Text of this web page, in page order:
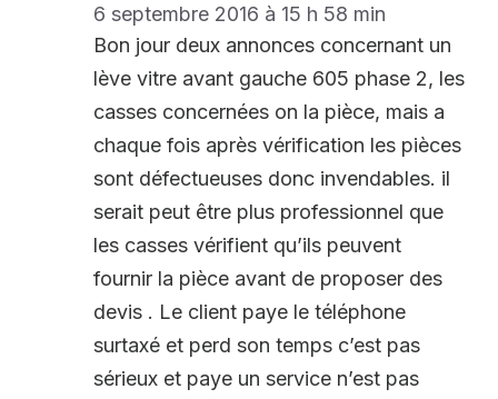
6 septembre 2016 à 15 h 58 min
Bon jour deux annonces concernant un
lève vitre avant gauche 605 phase 2, les
casses concernées on la pièce, mais a
chaque fois après vérification les pièces
sont défectueuses donc invendables. il
serait peut être plus professionnel que
les casses vérifient qu’ils peuvent
fournir la pièce avant de proposer des
devis . Le client paye le téléphone
surtaxé et perd son temps c’est pas
sérieux et paye un service n’est pas